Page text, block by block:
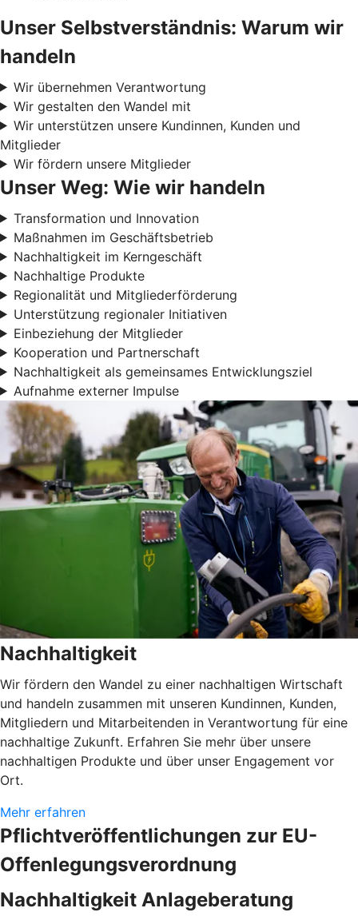
Unser Selbstverständnis: Warum wir
handeln
Wir übernehmen Verantwortung
Wir gestalten den Wandel mit
Wir unterstützen unsere Kundinnen, Kunden und
Mitglieder
Wir fördern unsere Mitglieder
Unser Weg: Wie wir handeln
Transformation und Innovation
Maßnahmen im Geschäftsbetrieb
Nachhaltigkeit im Kerngeschäft
Nachhaltige Produkte
Regionalität und Mitgliederförderung
Unterstützung regionaler Initiativen
Einbeziehung der Mitglieder
Kooperation und Partnerschaft
Nachhaltigkeit als gemeinsames Entwicklungsziel
Aufnahme externer Impulse
Nachhaltigkeit
Wir fördern den Wandel zu einer nachhaltigen Wirtschaft
und handeln zusammen mit unseren Kundinnen, Kunden,
Mitgliedern und Mitarbeitenden in Verantwortung für eine
nachhaltige Zukunft. Erfahren Sie mehr über unsere
nachhaltigen Produkte und über unser Engagement vor
Ort.
Mehr erfahren
Pflichtveröffentlichungen zur EU-
Offenlegungsverordnung
Nachhaltigkeit Anlageberatung